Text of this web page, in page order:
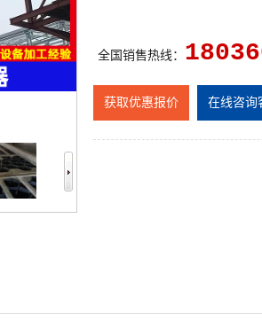
全国销售热线：
获取优惠报价 在线咨询